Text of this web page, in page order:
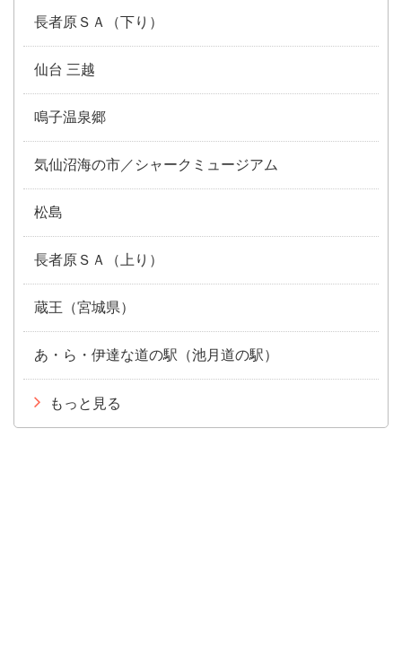
長者原ＳＡ（下り）
仙台 三越
鳴子温泉郷
気仙沼海の市／シャークミュージアム
松島
長者原ＳＡ（上り）
蔵王（宮城県）
あ・ら・伊達な道の駅（池月道の駅）
もっと見る